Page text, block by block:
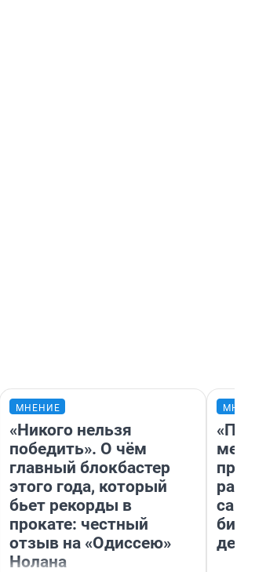
МНЕНИЕ
«Никого нельзя
победить». О чём
главный блокбастер
этого года, который
бьет рекорды в
прокате: честный
отзыв на «Одиссею»
Нолана